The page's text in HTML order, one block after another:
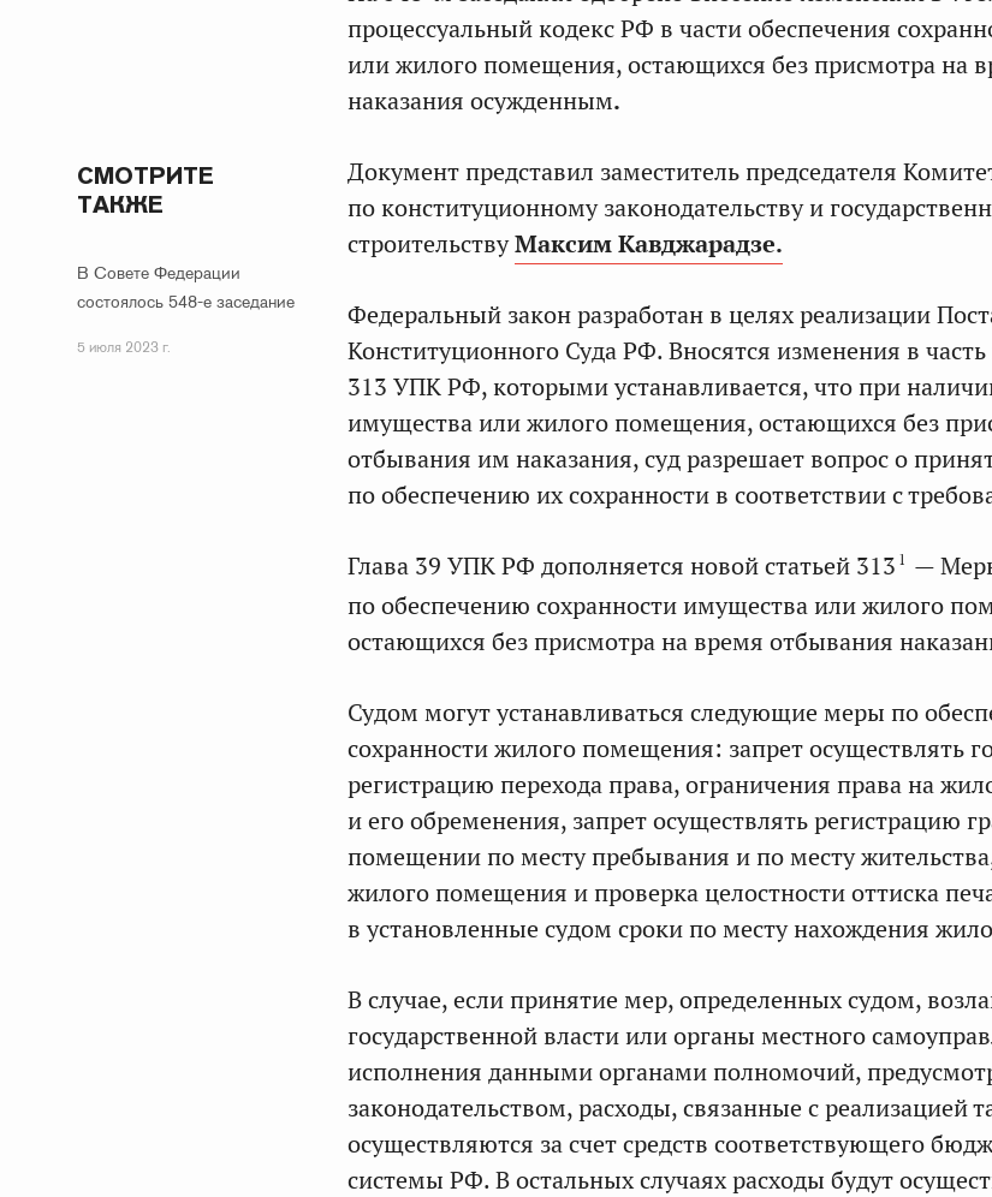
процессуальный кодекс РФ в части обеспечения
или жилого помещения, остающихся без присмотра на
наказания осужденным.
СМОТРИТЕ
ТАКЖЕ
В Совете Федерации
состоялось 548-е заседание
5 июля 2023 г.
Документ представил заместитель председателя
по конституционному законодательству и
строительствуМаксим Кавджарадзе.
Федеральный закон разработан в целях реализации
Конституционного Суда РФ. Вносятся изменения в
313 УПК РФ, которыми устанавливается, что при
имущества или жилого помещения, остающихся без
отбывания им наказания, суд разрешает вопрос о
по обеспечению их сохранности в соответствии с
Глава 39 УПК РФ дополняется новой статьей 313 1
—
по обеспечению сохранности имущества или жилого
остающихся без присмотра на время отбывания
Судом могут устанавливаться следующие меры по
сохранности жилого помещения: запрет осуществлять
регистрацию перехода права, ограничения права на
и его обременения, запрет осуществлять регистрацию
помещении по месту пребывания и по месту
жилого помещения и проверка целостности оттиска
в установленные судом сроки по месту нахождения
В случае, если принятие мер, определенных судом,
государственной власти или органы местного
исполнения данными органами полномочий,
законодательством, расходы, связанные с реализацией
осуществляются за счет средств соответствующего
системы РФ. В остальных случаях расходы будут